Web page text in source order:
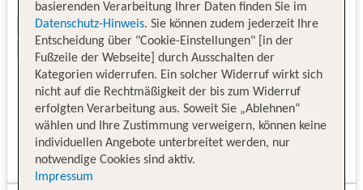
basierenden Verarbeitung Ihrer Daten finden Sie im
Datenschutz-Hinweis. Sie können zudem jederzeit Ihre
Entscheidung über "Cookie-Einstellungen" [in der
Fußzeile der Webseite] durch Ausschalten der
Kategorien widerrufen. Ein solcher Widerruf wirkt sich
nicht auf die Rechtmäßigkeit der bis zum Widerruf
erfolgten Verarbeitung aus. Soweit Sie „Ablehnen“
wählen und Ihre Zustimmung verweigern, können keine
individuellen Angebote unterbreitet werden, nur
notwendige Cookies sind aktiv.
Impressum